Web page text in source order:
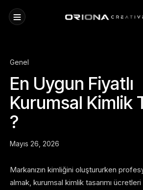
Genel
En Uygun Fiyatlı
Kurumsal Kimlik
?
Mayıs 26, 2026
Markanızın kimliğini oluştururken
almak, kurumsal kimlik tasarımı